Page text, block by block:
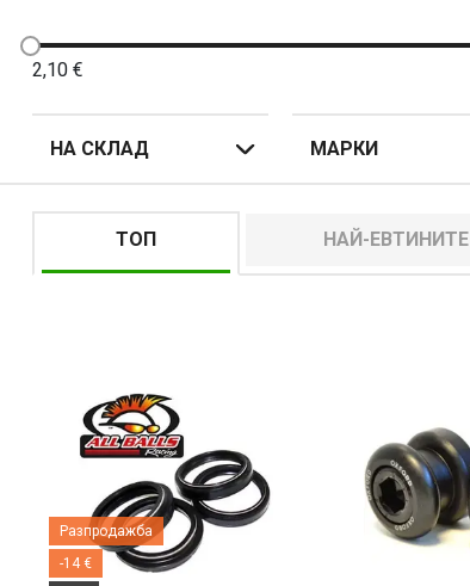
2,10 €
НА СКЛАД МАРКИ
ТОП НАЙ-ЕВТИНИТЕ
Разпродажба
-14 €